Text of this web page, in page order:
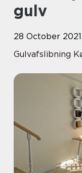
gulv
28 October 2021
Gulvafslibning